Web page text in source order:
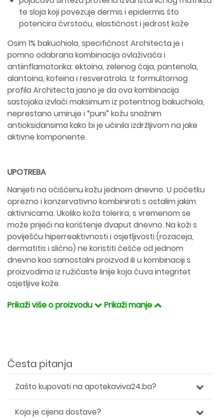
te sloja koji povezuje dermis i epidermis što
potencira čvrstoću, elastičnost i jedrost kože
Osim 1% bakuchiola, specifičnost Architecta je i
pomno odabrana kombinacija ovlaživača i
antiinflamatorika: ektoina, zelenog čaja, pantenola,
alantoina, kofeina i resveratrola. Iz formultornog
profila Architecta jasno je da ova kombinacija
sastojaka izvlači maksimum iz potentnog bakuchiola,
neprestano umiruje i “puni” kožu snažnim
antioksidansima kako bi je učinila izdržljivom na jake
aktivne komponente.
UPOTREBA
Nanijeti na očišćenu kožu jednom dnevno. U početku
oprezno i konzervativno kombinirati s ostalim jakim
aktivnicama. Ukoliko koža tolerira, s vremenom se
može prijeći na korištenje dvaput dnevno. Na koži s
poviješću hiperreaktivnosti i osjetljivosti (rozaceja,
dermatitis i slično) ne koristiti češće od jednom
dnevno kao samostalni proizvod ili u kombinaciji s
proizvodima iz ružičaste linije koja čuva integritet
osjetljive kože.
Prikaži više o proizvodu
Prikaži manje
Česta pitanja
Zašto kupovati na apotekaviva24.ba?
Koja je cijena dostave?